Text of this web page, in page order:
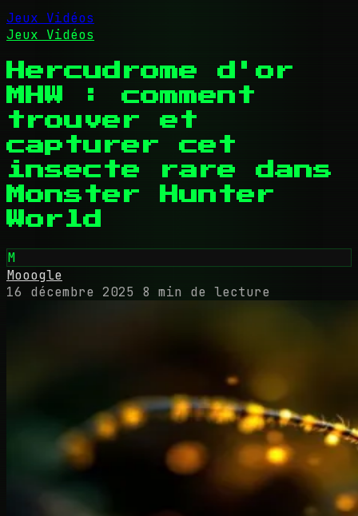
Jeux Vidéos
Jeux Vidéos
Hercudrome d'or
MHW : comment
trouver et
capturer cet
insecte rare dans
Monster Hunter
World
M
Mooogle
16 décembre 2025
8 min de lecture